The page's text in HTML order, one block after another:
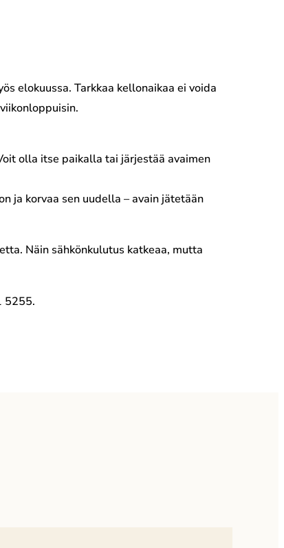
elokuussa. Tarkkaa kellonaikaa ei voida
olla itse paikalla tai järjestää avaimen
ja korvaa sen uudella – avain jätetään
Näin sähkönkulutus katkeaa, mutta
5255.